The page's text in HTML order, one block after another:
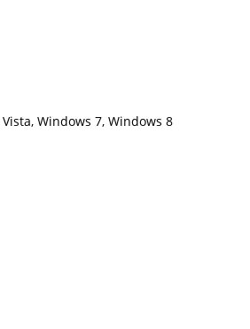
Windows 7, Windows 8